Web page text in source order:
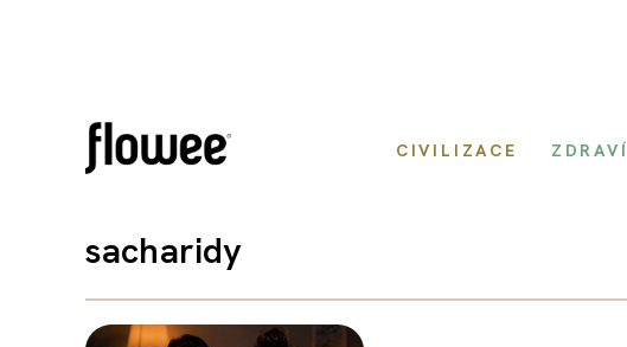
CIVILIZACE ZDRAVÍ
sacharidy